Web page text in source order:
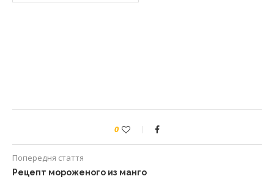
0
Попередня стаття
Рецепт мороженого из манго